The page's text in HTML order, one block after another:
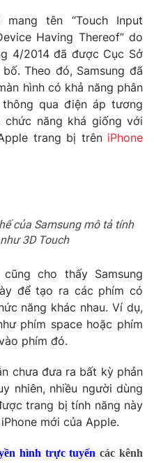
tên “Touch Input
Having Thereof” do
4/2014 đã được Cục Sở
Theo đó, Samsung đã
hình có khả năng phân
qua điện áp tương
chức năng khá giống với
trang bị trên iPhone
của Samsung mô tả tính
3D Touch
cho thấy Samsung
để tạo ra các phím có
năng khác nhau. Ví dụ,
phím space hoặc phím
phím đó.
chưa đưa ra bất kỳ phản
nhiên, nhiều người dùng
trang bị tính năng này
mới của Apple.
hình trực tuyến các kênh